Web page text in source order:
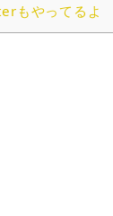
もやってるよ